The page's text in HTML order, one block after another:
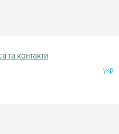
та контакти
укр